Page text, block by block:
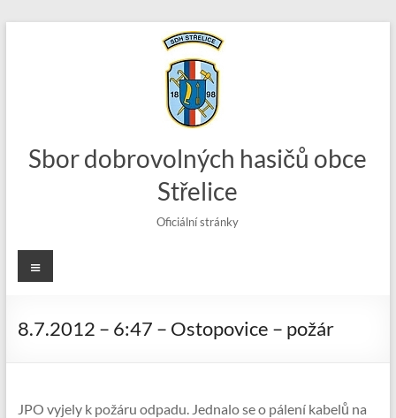
Sbor dobrovolných hasičů obce
Střelice
Oficiální stránky
Menu
8.7.2012 – 6:47 – Ostopovice – požár
JPO vyjely k požáru odpadu. Jednalo se o pálení kabelů na